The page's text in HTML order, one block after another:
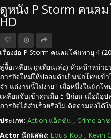
ดูหนัง P Storm คนค
HD
เรื่องย่อ P Storm คนคมโค่นพายุ 4
ลู่จื้อเหลียน (กู่เทียนเล่อ) หัวหน้าหน่ว
ภารกิจใหม่ให้ปลอมตัวเป็นนักโทษเข้
จำ แต่งานนี้ไม่ง่าย ! เมื่อหนึ่งในนักโ
เหลียนจับเข้าคุกเมื่อ 5 ปีก่อน เมื่อมี
ภารกิจได้สำเร็จหรือไม่ ติดตามต่อได้
ประเภท: Action แอ็คชัน , Crime อา
Actor นักแสดง: Louis Koo , Kevin